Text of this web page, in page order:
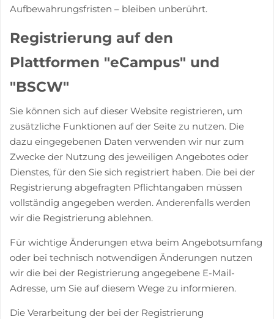
Aufbewahrungsfristen – bleiben unberührt.
Registrierung auf den
Plattformen "eCampus" und
"BSCW"
Sie können sich auf dieser Website registrieren, um
zusätzliche Funktionen auf der Seite zu nutzen. Die
dazu eingegebenen Daten verwenden wir nur zum
Zwecke der Nutzung des jeweiligen Angebotes oder
Dienstes, für den Sie sich registriert haben. Die bei der
Registrierung abgefragten Pflichtangaben müssen
vollständig angegeben werden. Anderenfalls werden
wir die Registrierung ablehnen.
Für wichtige Änderungen etwa beim Angebotsumfang
oder bei technisch notwendigen Änderungen nutzen
wir die bei der Registrierung angegebene E-Mail-
Adresse, um Sie auf diesem Wege zu informieren.
Die Verarbeitung der bei der Registrierung